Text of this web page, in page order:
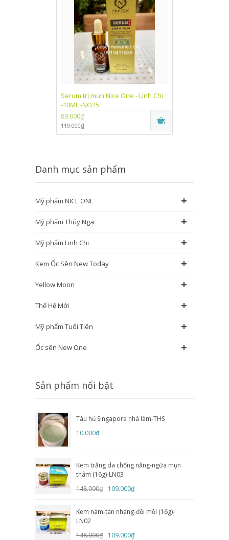
Serum trị mụn Nice One - Linh Chi
-10ML -NO25
89.000₫
119.000₫
Danh mục sản phẩm
Mỹ phẩm NICE ONE +
Mỹ phẩm Thúy Nga +
Mỹ phẩm Linh Chi +
Kem Ốc Sên New Today +
Yellow Moon +
Thế Hệ Mới +
Mỹ phẩm Tuổi Tiên +
Ốc sên New One +
Sản phẩm nổi bật
Tàu hủ Singapore nhà làm-THS
10.000₫
Kem trắng da chống nắng-ngừa mụn
thâm (16g)-LN03
148.000₫
109.000₫
Kem nám-tàn nhang-đồi mồi (16g)-
LN02
148.000₫
109.000₫